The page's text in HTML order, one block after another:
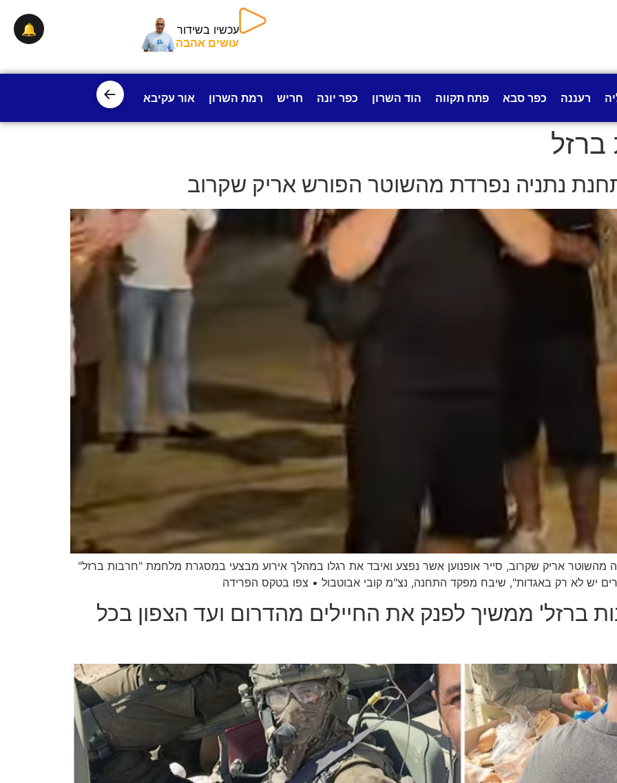
עכשיו בשידור
עושים אהבה
רעננה כפר סבא פתח תקווה הוד השרון כפר יונה חריש רמת השרון אור עקיבא פרדס חנה
←
נתניה נפרדת מהשוטר הפורש אריק שקרוב
מהשוטר אריק שקרוב, סייר אופנוען אשר נפצע ואיבד את רגלו במהלך אירוע מבצעי במסגרת מלחמת "חרבות ברזל"
יש לא רק באגדות", שיבח מפקד התחנה, נצ"מ קובי אבוטבול • צפו בטקס הפרידה
ברזל' ממשיך לפנק את החיילים מהדרום ועד הצפון בכל
🔔